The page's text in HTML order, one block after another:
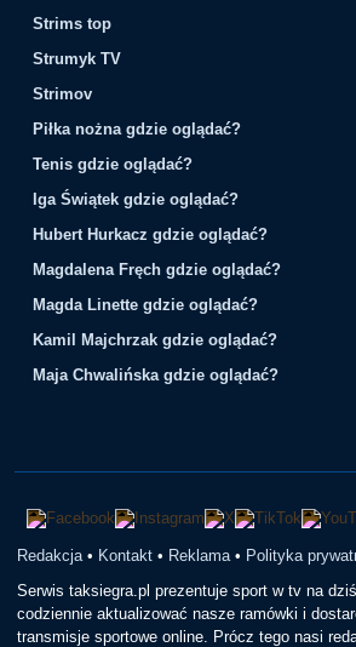
Strims top
Strumyk TV
Strimov
Piłka nożna gdzie oglądać?
Tenis gdzie oglądać?
Iga Świątek gdzie oglądać?
Hubert Hurkacz gdzie oglądać?
Magdalena Fręch gdzie oglądać?
Magda Linette gdzie oglądać?
Kamil Majchrzak gdzie oglądać?
Maja Chwalińska gdzie oglądać?
Redakcja • Kontakt • Reklama • Polityka
Serwis taksiegra.pl prezentuje sport w tv na
codziennie aktualizować nasze ramówki i
transmisje sportowe online. Prócz tego nasi